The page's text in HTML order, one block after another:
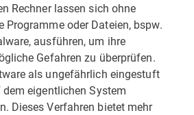
Rechner lassen sich ohne
Programme oder Dateien, bspw.
ausführen, um ihre
Gefahren zu überprüfen.
als ungefährlich eingestuft
eigentlichen System
Dieses Verfahren bietet mehr